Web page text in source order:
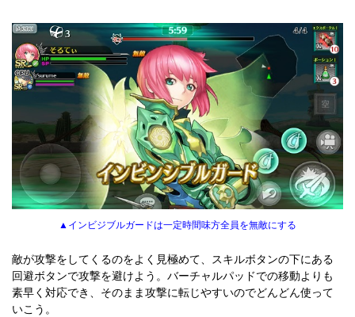
▲インビジブルガードは一定時間味方全員を無敵にする
敵が攻撃をしてくるのをよく見極めて、スキルボタンの下にある
回避ボタンで攻撃を避けよう。バーチャルパッドでの移動よりも
素早く対応でき、そのまま攻撃に転じやすいのでどんどん使って
いこう。